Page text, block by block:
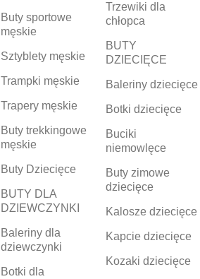
Buty sportowe
męskie
Sztyblety męskie
Trampki męskie
Trapery męskie
Buty trekkingowe
męskie
Buty Dziecięce
BUTY DLA
DZIEWCZYNKI
Baleriny dla
dziewczynki
Botki dla
Trzewiki dla
chłopca
BUTY
DZIECIĘCE
Baleriny dziecięce
Botki dziecięce
Buciki
niemowlęce
Buty zimowe
dziecięce
Kalosze dziecięce
Kapcie dziecięce
Kozaki dziecięce